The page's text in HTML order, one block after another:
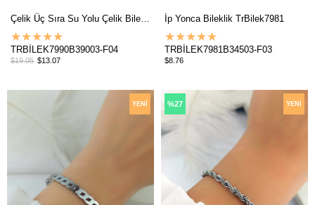
★★★★★
TRBİLEK7990B39003-F04
$13.07
$19.05
İp Yonca Bileklik TrBilek7981
★★★★★
TRBİLEK7981B34503-F03
$8.76
YENI %27 YENI